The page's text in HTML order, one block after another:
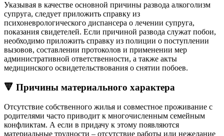
Указывая в качестве основной причины развода алкоголизм
супруга, следует приложить справку из
психоневрологического диспансера о лечении супруга,
показания свидетелей. Если причиной развода служат побои,
необходимо приложить справку из полиции о поступлении
вызовов, составлении протоколов и применении мер
административной ответственности, а также акты
медицинского освидетельствования о снятии побоев.
🔻 Причины материального характера
Отсутствие собственного жилья и совместное проживание с
родителями часто приводит к многочисленным семейным
конфликтам. А если в придачу к этому появляются
материальные трудности – отсутствие работы или нежелание